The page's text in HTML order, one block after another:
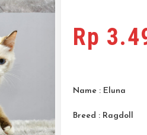
Rp
Name : Eluna
Breed : Ragdoll